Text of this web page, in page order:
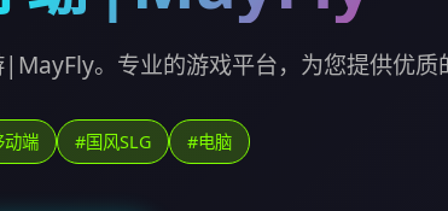
。专业的游戏平台，为您提供优质
端 #国风SLG #电脑